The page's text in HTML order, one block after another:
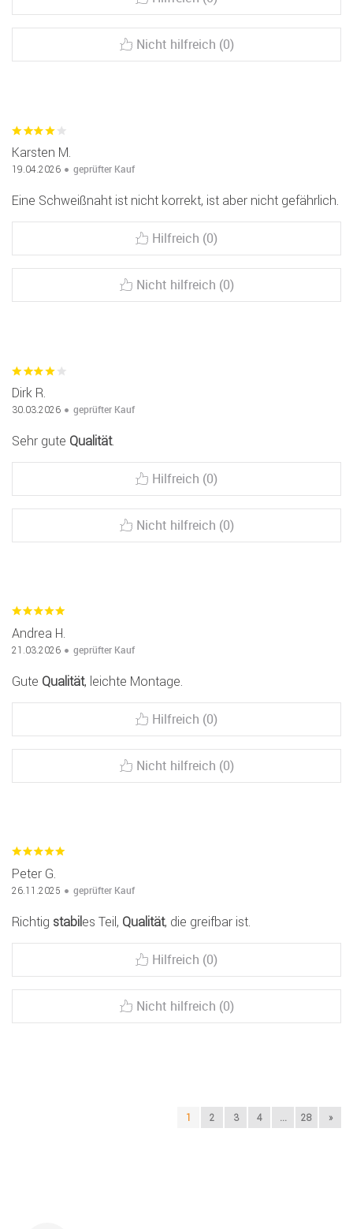
Nicht hilfreich (0)
Karsten M.
19.04.2026 geprüfter Kauf
Eine Schweißnaht ist nicht korrekt, ist aber nicht gefährlich.
Hilfreich (0)
Nicht hilfreich (0)
Dirk R.
30.03.2026 geprüfter Kauf
Sehr gute Qualität.
Hilfreich (0)
Nicht hilfreich (0)
Andrea H.
21.03.2026 geprüfter Kauf
Gute Qualität, leichte Montage.
Hilfreich (0)
Nicht hilfreich (0)
Peter G.
26.11.2025 geprüfter Kauf
Richtig stabil es Teil, Qualität, die greifbar ist.
Hilfreich (0)
Nicht hilfreich (0)
1 2 3 4 ... 28 »